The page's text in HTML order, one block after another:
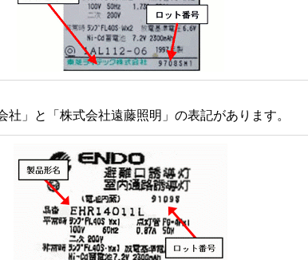
」と「株式会社遠藤照明」の表記があります。